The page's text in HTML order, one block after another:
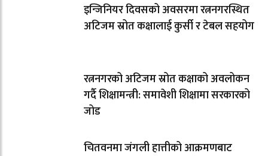
इन्जिनियर दिवसको अवसरमा रत्ननगरस्थित
अटिजम स्रोत कक्षालाई कुर्सी र टेबल सहयोग
रत्ननगरको अटिजम स्रोत कक्षाको अवलोकन
गर्दै शिक्षामन्त्री: समावेशी शिक्षामा सरकारको
जोड
चितवनमा जंगली हात्तीको आक्रमणबाट